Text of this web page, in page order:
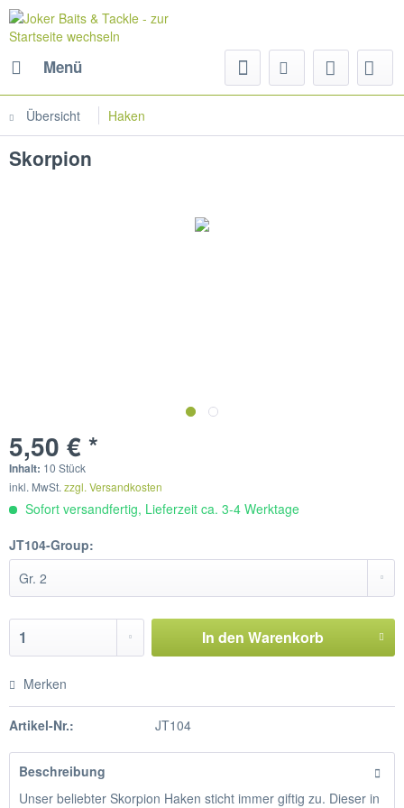
Menü
Übersicht Haken
Skorpion
5,50 € *
Inhalt: 10 Stück
inkl. MwSt. zzgl. Versandkosten
Sofort versandfertig, Lieferzeit ca. 3-4 Werktage
JT104-Group:
In den Warenkorb
Merken
Artikel-Nr.: JT104
Beschreibung
Unser beliebter Skorpion Haken sticht immer giftig zu. Dieser in